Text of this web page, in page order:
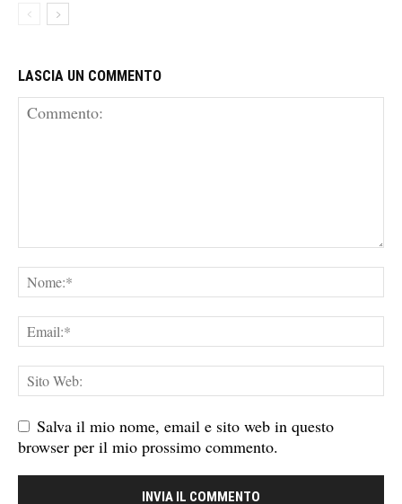
LASCIA UN COMMENTO
Salva il mio nome, email e sito web in questo
browser per il mio prossimo commento.